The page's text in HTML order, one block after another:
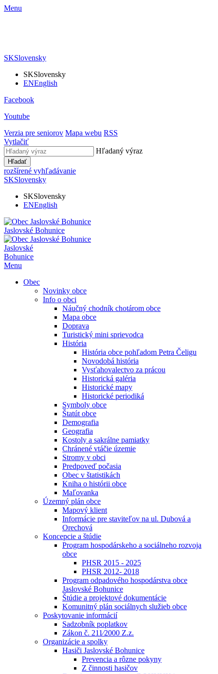
Menu
SKSlovensky
SKSlovensky
ENEnglish
Facebook
Youtube
Verzia pre seniorov Mapa webu RSS
Vytlačiť
Hľadaný výraz
Hľadať
rozšírené vyhľadávanie
SKSlovensky
SKSlovensky
ENEnglish
Jaslovské Bohunice
Jaslovské
Bohunice
Menu
Obec
Novinky obce
Info o obci
Náučný chodník chotárom obce
Mapa obce
Doprava
Turistický mini sprievodca
História
História obce pohľadom Petra Čeligu
Novodobá história
Vysťahovalectvo za prácou
Historická galéria
Historické mapy
Historické periodiká
Symboly obce
Štatút obce
Demografia
Geografia
Kostoly a sakrálne pamiatky
Chránené vtáčie územie
Stromy v obci
Predpoveď počasia
Obec v štatistikách
Kniha o histórii obce
Maľovanka
Územný plán obce
Mapový klient
Informácie pre staviteľov na ul. Dubová a
Orechová
Koncepcie a štúdie
Program hospodárskeho a sociálneho rozvoja
obce
PHSR 2015 - 2025
PHSR 2012- 2018
Program odpadového hospodárstva obce
Jaslovské Bohunice
Štúdie a projektové dokumentácie
Komunitný plán sociálnych služieb obce
Poskytovanie informácií
Sadzobník poplatkov
Zákon č. 211⁄2000 Z.z.
Organizácie a spolky
Hasiči Jaslovské Bohunice
Prevencia a rôzne pokyny
Z činnosti hasičov